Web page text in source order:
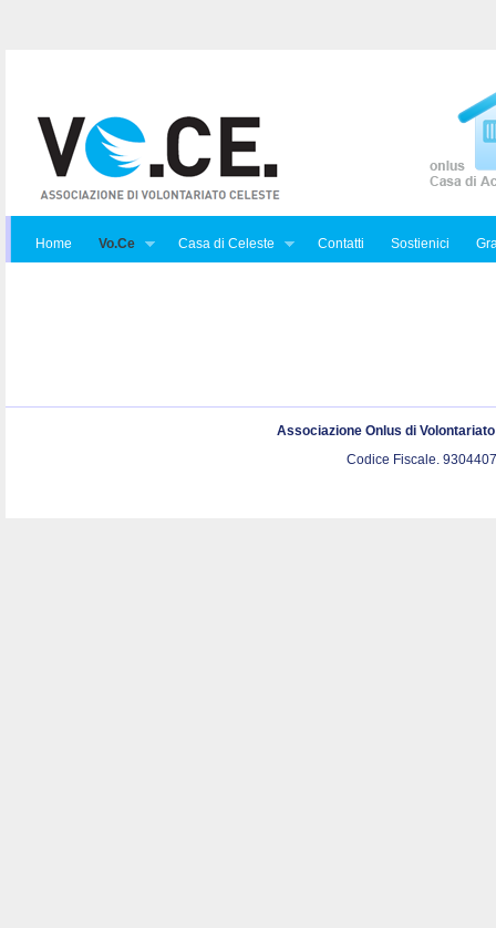
Home Vo.Ce Casa di Celeste Contatti Sostienici
Associazione Onlus di
Codice Fiscale.